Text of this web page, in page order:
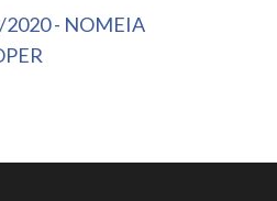
2020 - NOMEIA